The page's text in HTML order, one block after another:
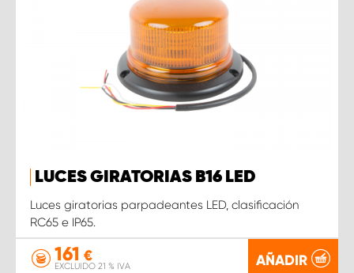
LUCES GIRATORIAS B16 LED
Luces giratorias parpadeantes LED, clasificación
RC65 e IP65.
161 €
EXCLUIDO 21 % IVA AÑADIR